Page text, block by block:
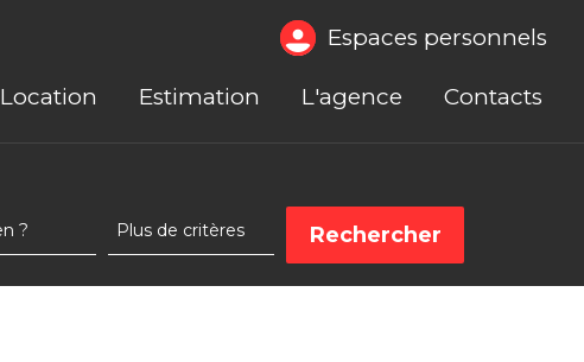
Espaces personnels
Location Estimation L'agence Contacts